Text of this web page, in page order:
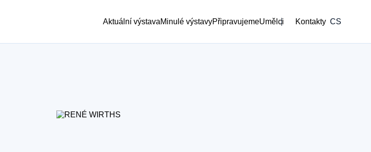
Aktuální výstavaMinulé výstavyPřipravujemeUmělci Kontakty CS